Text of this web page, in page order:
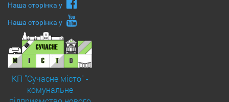
Наша сторiнка у
Наша сторiнка у
КП "Сучасне місто" -
комунальне